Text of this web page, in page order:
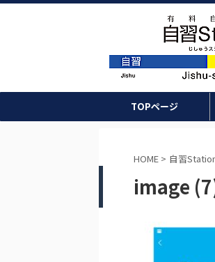
TOPページ
HOME > 自習
image